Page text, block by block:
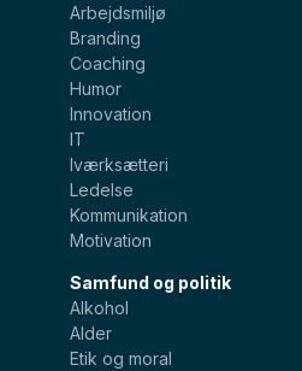
Arbejdsmiljø
Branding
Coaching
Humor
Innovation
IT
Iværksætteri
Ledelse
Kommunikation
Motivation
Samfund og politik
Alkohol
Alder
Etik og moral